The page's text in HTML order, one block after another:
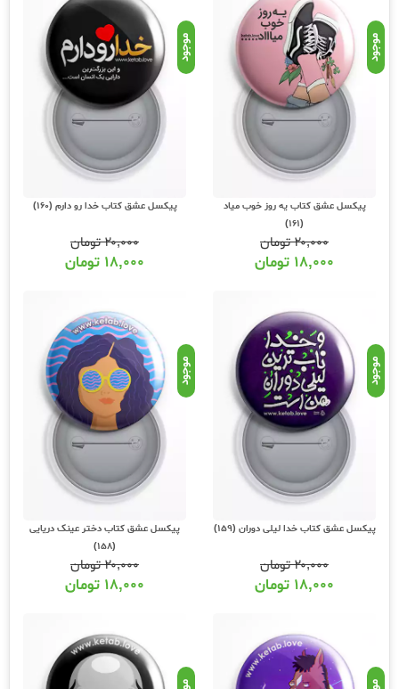
موجود
پیکسل عشق کتاب یه روز خوب میاد
(161)
۲۰,۰۰۰تومان
۱۸,۰۰۰ تومان
موجود
پیکسل عشق کتاب خدا رو دارم (160)
۲۰,۰۰۰تومان
۱۸,۰۰۰ تومان
موجود
پیکسل عشق کتاب خدا لیلی دوران (159)
۲۰,۰۰۰تومان
۱۸,۰۰۰ تومان
موجود
پیکسل عشق کتاب دختر عینک دریایی
(158)
۲۰,۰۰۰تومان
۱۸,۰۰۰ تومان